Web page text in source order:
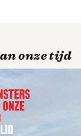
onze tijd